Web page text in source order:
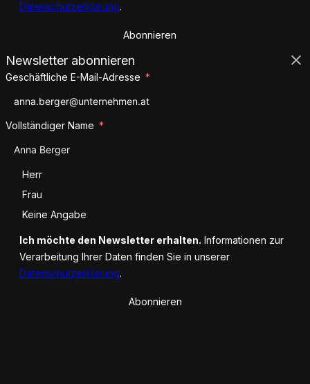
Datenschutzerklärung.
Abonnieren
Newsletter abonnieren
Geschäftliche E-Mail-Adresse
Vollständiger Name
Anrede
Herr
Frau
Keine Angabe
Ich möchte den Newsletter erhalten. Informationen zur
Verarbeitung Ihrer Daten finden Sie in unserer
Datenschutzerklärung.
Abonnieren